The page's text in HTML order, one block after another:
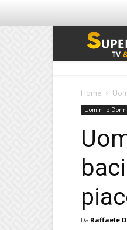
Home
Uomini e
Da Raffaele